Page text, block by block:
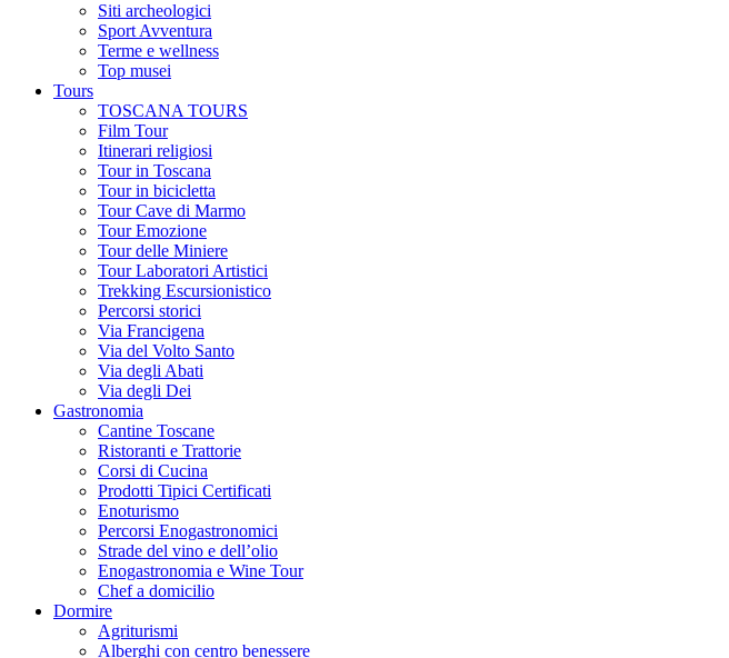
Siti archeologici
Sport Avventura
Terme e wellness
Top musei
Tours
TOSCANA TOURS
Film Tour
Itinerari religiosi
Tour in Toscana
Tour in bicicletta
Tour Cave di Marmo
Tour Emozione
Tour delle Miniere
Tour Laboratori Artistici
Trekking Escursionistico
Percorsi storici
Via Francigena
Via del Volto Santo
Via degli Abati
Via degli Dei
Gastronomia
Cantine Toscane
Ristoranti e Trattorie
Corsi di Cucina
Prodotti Tipici Certificati
Enoturismo
Percorsi Enogastronomici
Strade del vino e dell’olio
Enogastronomia e Wine Tour
Chef a domicilio
Dormire
Agriturismi
Alberghi con centro benessere